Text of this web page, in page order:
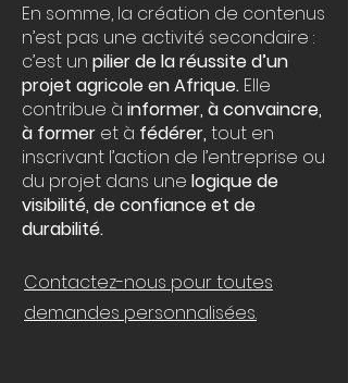
En somme, la création de contenus
n’est pas une activité secondaire :
c’est un pilier de la réussite d’un
projet agricole en Afrique. Elle
contribue à informer, à convaincre,
à former et à fédérer, tout en
inscrivant l’action de l’entreprise ou
du projet dans une logique de
visibilité, de confiance et de
durabilité.
Contactez-nous pour toutes
demandes personnalisées.